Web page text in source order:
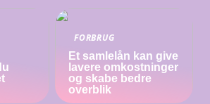
FORBRUG
Et samlelån kan give
lavere omkostninger
og skabe bedre
overblik